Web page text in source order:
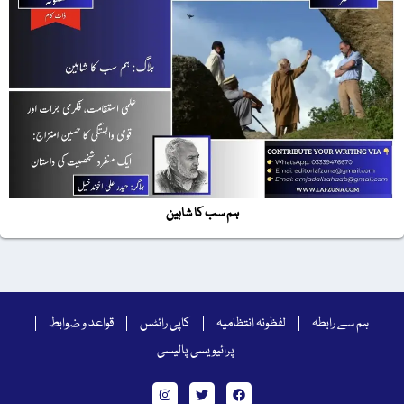
ہم سب کا شاہین
ہم سے رابطہ لفظونہ انتظامیہ کاپی رائٹس
قواعد و ضوابط
پرائیویسی پالیسی